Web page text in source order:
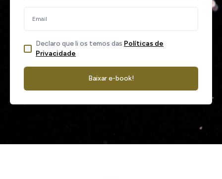
Declaro que li os temos das Políticas de
Privacidade
Baixar e-book!